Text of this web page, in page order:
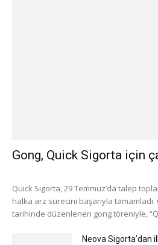
Gong, Quick Sigorta için
Quick Sigorta, 29 Temmuz’da talep
halka arz sürecini başarıyla
tarihinde düzenlenen gong töreniyle,
Neova Sigorta’dan